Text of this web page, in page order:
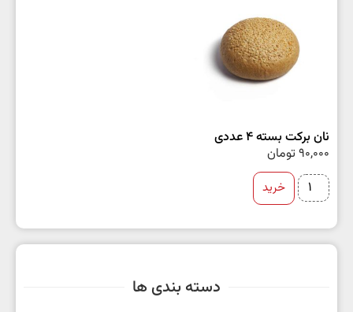
دسته بندی ها
نان برکت بسته 4 عددی
90,000تومان
خرید